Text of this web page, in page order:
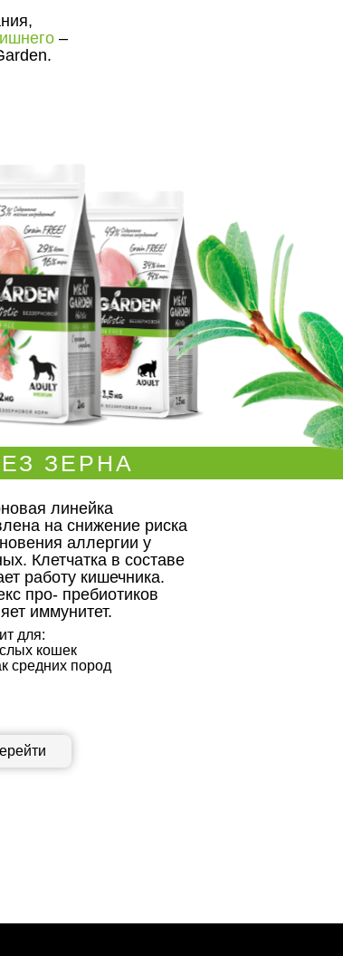
–
ЗЕРНА
линейка
на снижение риска
аллергии у
Клетчатка в составе
работу кишечника.
про- пребиотиков
иммунитет.
для:
кошек
средних пород